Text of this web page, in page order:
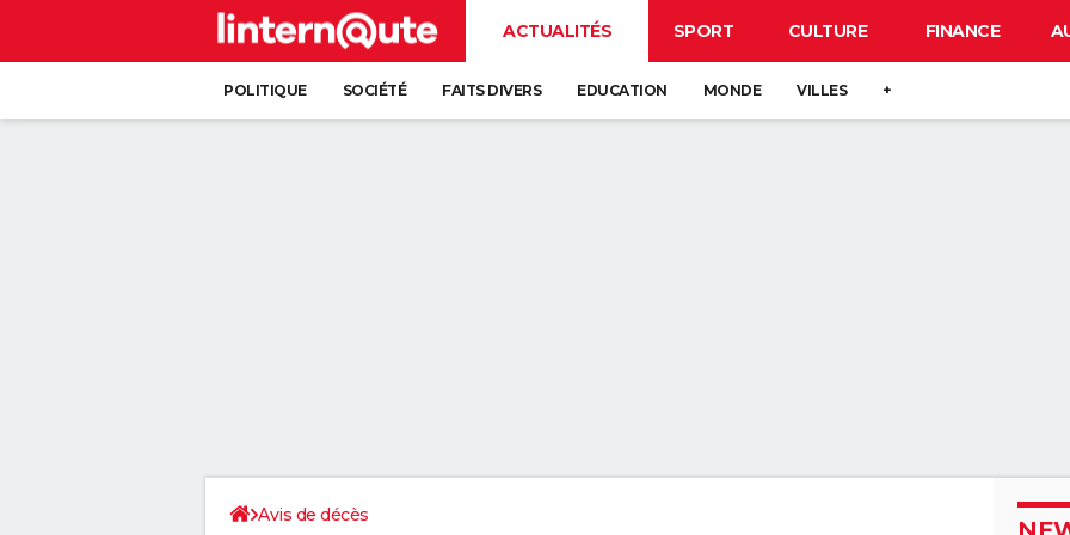
ACTUALITÉS SPORT CULTURE FINANCE
POLITIQUE SOCIÉTÉ FAITS DIVERS EDUCATION MONDE VILLES +
Avis de décès